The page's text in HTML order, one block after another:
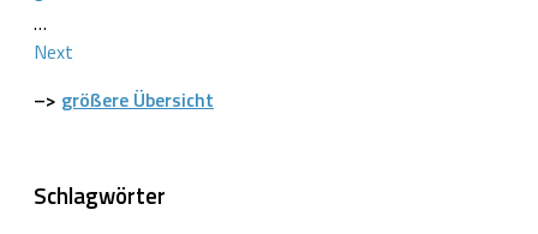
…
Next
–> größere Übersicht
Schlagwörter